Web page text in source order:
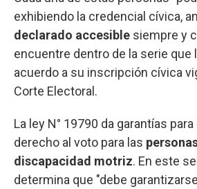
exhibiendo la credencial cívica,
declarado accesible siempre y
encuentre dentro de la serie que
acuerdo a su inscripción cívica
Corte Electoral.
La ley N° 19790 da garantías
derecho al voto para las
discapacidad motriz. En este
determina que "debe